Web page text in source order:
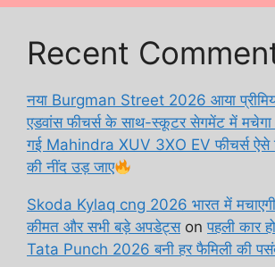
Recent
नया Burgman Street 2026 आया
एडवांस फीचर्स के साथ-स्कूटर सेगमेंट में मचेगा
गई Mahindra XUV 3XO EV फीचर्स
की नींद उड़ जाए
Skoda Kylaq cng 2026 भारत में
कीमत और सभी बड़े अपडेट्सonपहली कार
Tata Punch 2026 बनी हर फैमिली की